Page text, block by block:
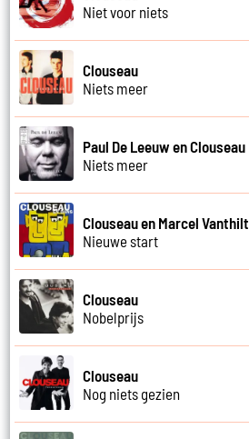
Niet voor niets
Clouseau
Niets meer
Paul De Leeuw en Clouseau
Niets meer
Clouseau en Marcel Vanthilt
Nieuwe start
Clouseau
Nobelprijs
Clouseau
Nog niets gezien